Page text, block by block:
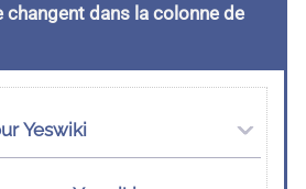
changent dans la colonne de